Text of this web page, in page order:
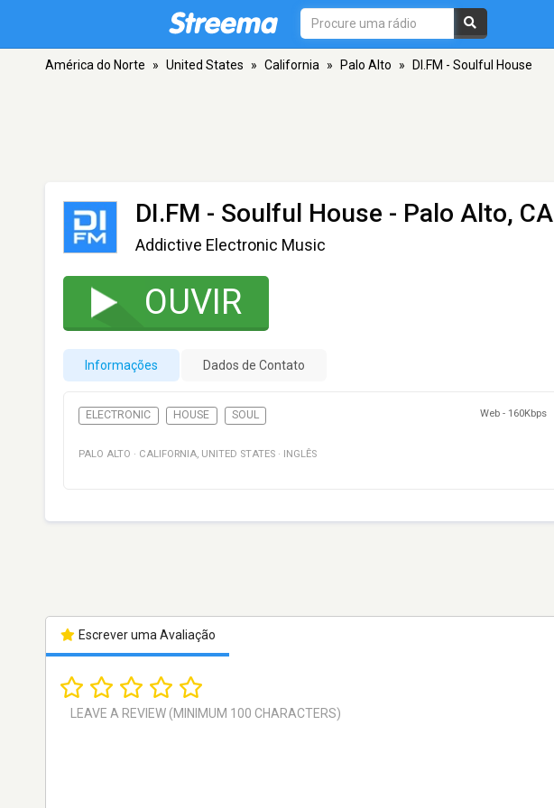
América do Norte » United States » California » Palo Alto » DI.FM - Soulful House
DI.FM - Soulful House - Palo Alto, CA
Addictive Electronic Music
OUVIR
Informações Dados de Contato
ELECTRONIC HOUSE SOUL Web - 160Kbps
PALO ALTO · CALIFORNIA, UNITED STATES · INGLÊS
Escrever uma Avaliação